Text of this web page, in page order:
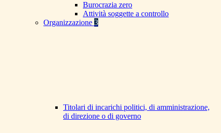
Burocrazia zero
Attività soggette a controllo
Organizzazione 3
Titolari di incarichi politici, di amministrazione,
di direzione o di governo